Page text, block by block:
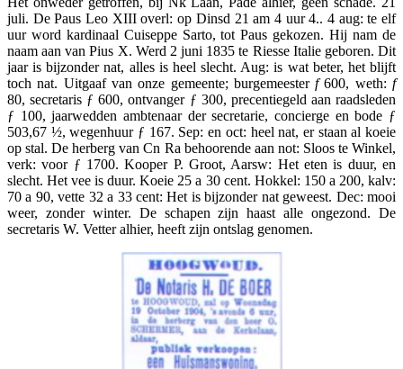
juli. De Paus Leo XIII overl: op Dinsd 21 am 4 uur 4.. 4 aug: te elf
uur word kardinaal Cuiseppe Sarto, tot Paus gekozen. Hij nam de
naam aan van Pius X. Werd 2 juni 1835 te Riesse Italie geboren. Dit
jaar is bijzonder nat, alles is heel slecht. Aug: is wat beter, het blijft
toch nat. Uitgaaf van onze gemeente; burgemeesterf600, weth:f
80, secretaris ƒ 600, ontvanger ƒ 300, precentiegeld aan raadsleden
ƒ 100, jaarwedden ambtenaar der secretarie, concierge en bode ƒ
503,67 ½, wegenhuur ƒ 167. Sep: en oct: heel nat, er staan al koeie
op stal. De herberg van Cn Ra behoorende aan not: Sloos te Winkel,
verk: voor ƒ 1700. Kooper P. Groot, Aarsw: Het eten is duur, en
slecht. Het vee is duur. Koeie 25 a 30 cent. Hokkel: 150 a 200, kalv:
70 a 90, vette 32 a 33 cent: Het is bijzonder nat geweest. Dec: mooi
weer, zonder winter. De schapen zijn haast alle ongezond. De
secretaris W. Vetter alhier, heeft zijn ontslag genomen.